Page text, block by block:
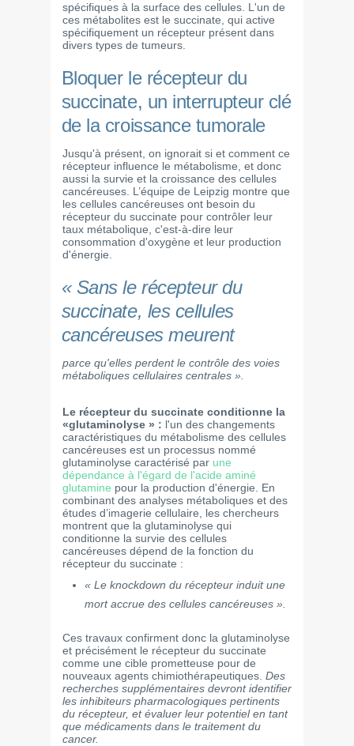
spécifiques à la surface des cellules. L'un de
ces métabolites est le succinate, qui active
spécifiquement un récepteur présent dans
divers types de tumeurs.
Bloquer le récepteur du
succinate, un interrupteur clé
de la croissance tumorale
Jusqu'à présent, on ignorait si et comment ce
récepteur influence le métabolisme, et donc
aussi la survie et la croissance des cellules
cancéreuses. L’équipe de Leipzig montre que
les cellules cancéreuses ont besoin du
récepteur du succinate pour contrôler leur
taux métabolique, c'est-à-dire leur
consommation d'oxygène et leur production
d'énergie.
« Sans le récepteur du
succinate, les cellules
cancéreuses meurent
parce qu'elles perdent le contrôle des voies
métaboliques cellulaires centrales ».
Le récepteur du succinate conditionne la
«glutaminolyse » : l'un des changements
caractéristiques du métabolisme des cellules
cancéreuses est un processus nommé
glutaminolyse caractérisé par une
dépendance à l'égard de l'acide aminé
glutamine pour la production d'énergie. En
combinant des analyses métaboliques et des
études d’imagerie cellulaire, les chercheurs
montrent que la glutaminolyse qui
conditionne la survie des cellules
cancéreuses dépend de la fonction du
récepteur du succinate :
« Le knockdown du récepteur induit une
mort accrue des cellules cancéreuses ».
Ces travaux confirment donc la glutaminolyse
et précisément le récepteur du succinate
comme une cible prometteuse pour de
nouveaux agents chimiothérapeutiques. Des
recherches supplémentaires devront identifier
les inhibiteurs pharmacologiques pertinents
du récepteur, et évaluer leur potentiel en tant
que médicaments dans le traitement du
cancer.